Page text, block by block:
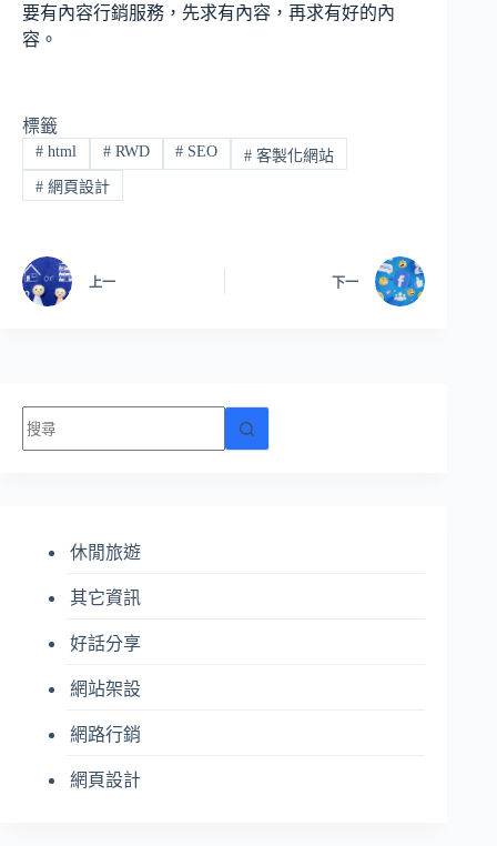
要有內容行銷服務，先求有內容，再求有好的內
容。
標籤
#html #RWD # SEO # 客製化網站
#網頁設計
上一 下一
找
不
休閒旅遊
其它資訊
好話分享
網站架設
網路行銷
網頁設計